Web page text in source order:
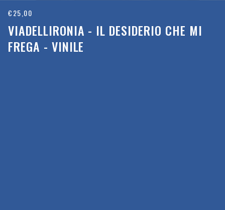
Prezzo
di
listino
€25,00
VIADELLIRONIA - IL DESIDERIO CHE MI
FREGA - VINILE